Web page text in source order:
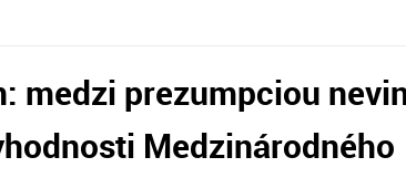
medzi prezumpciou
Medzinárodného